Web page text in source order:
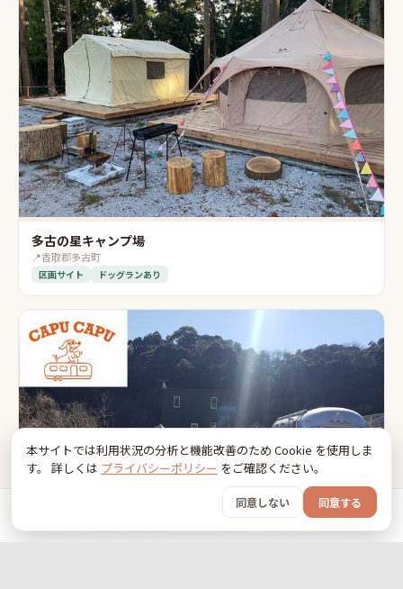
多古の星キャンプ場
📍香取郡多古町
区画サイト ドッグランあり
本サイトでは利用状況の分析と機能改善のため Cookie を使用しま
す。 詳しくは プライバシーポリシー をご確認ください。
同意しない 同意する